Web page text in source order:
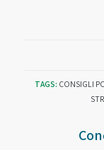
TAGS: CONSIGLI